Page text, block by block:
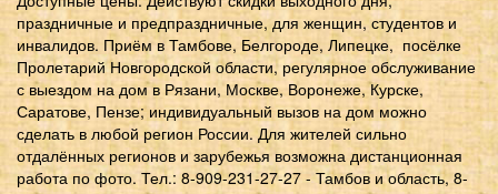
праздничные и предпраздничные, для женщин, студентов и
инвалидов. Приём в Тамбове, Белгороде, Липецке, посёлке
Пролетарий Новгородской области, регулярное обслуживание
с выездом на дом в Рязани, Москве, Воронеже, Курске,
Саратове, Пензе; индивидуальный вызов на дом можно
сделать в любой регион России. Для жителей сильно
отдалённых регионов и зарубежья возможна дистанционная
работа по фото. Тел.: 8-909-231-27-27 - Тамбов и область, 8-